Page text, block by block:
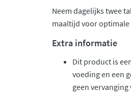
Neem dagelijks twee
maaltijd voor
Extra informatie
Dit product is
voeding en een
geen